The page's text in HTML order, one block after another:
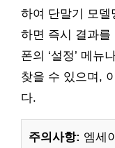
하여 단말기 모델
하면 즉시 결과를
폰의 ‘설정’ 메뉴
찾을 수 있으며,
다.
주의사항: 엠세